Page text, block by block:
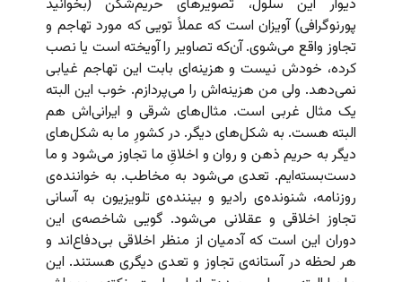
دیوار این سلول، تصویرهای حریم‌شکن (بخوانید
پورنوگرافی) آویزان است که عملاً تویی که مورد تهاجم و
تجاوز واقع می‌شوی. آن‌‌که تصاویر را آویخته است یا نصب
کرده، خودش نیست و هزینه‌ای بابت این تهاجم غیابی
نمی‌دهد. ولی من هزینه‌اش را می‌پردازم. خوب این البته
یک مثال غربی است. مثال‌های شرقی و ایرانی‌اش هم
البته هست. به شکل‌های دیگر. در کشورِ ما به شکل‌های
دیگر به حریم ذهن و روان و اخلاقِ ما تجاوز می‌شود و ما
دست‌بسته‌ایم. تعدی می‌شود به مخاطب. به خواننده‌ی
روزنامه، شنونده‌ی رادیو و بیننده‌ی تلویزیون به آسانی
تجاوز اخلاقی و عقلانی می‌شود. گویی شاخصه‌ی این
دوران این است که آدمیان از منظر اخلاقی بی‌دفاع‌اند و
هر لحظه در آستانه‌ی تجاوز و تعدی دیگری هستند. این